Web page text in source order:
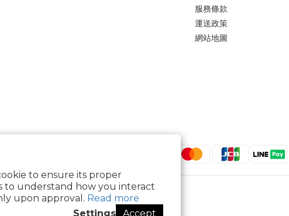
to ensure its proper
to understand how you interact
upon approval. Read more
Settings
Accept
服務條款
運送政策
網站地圖